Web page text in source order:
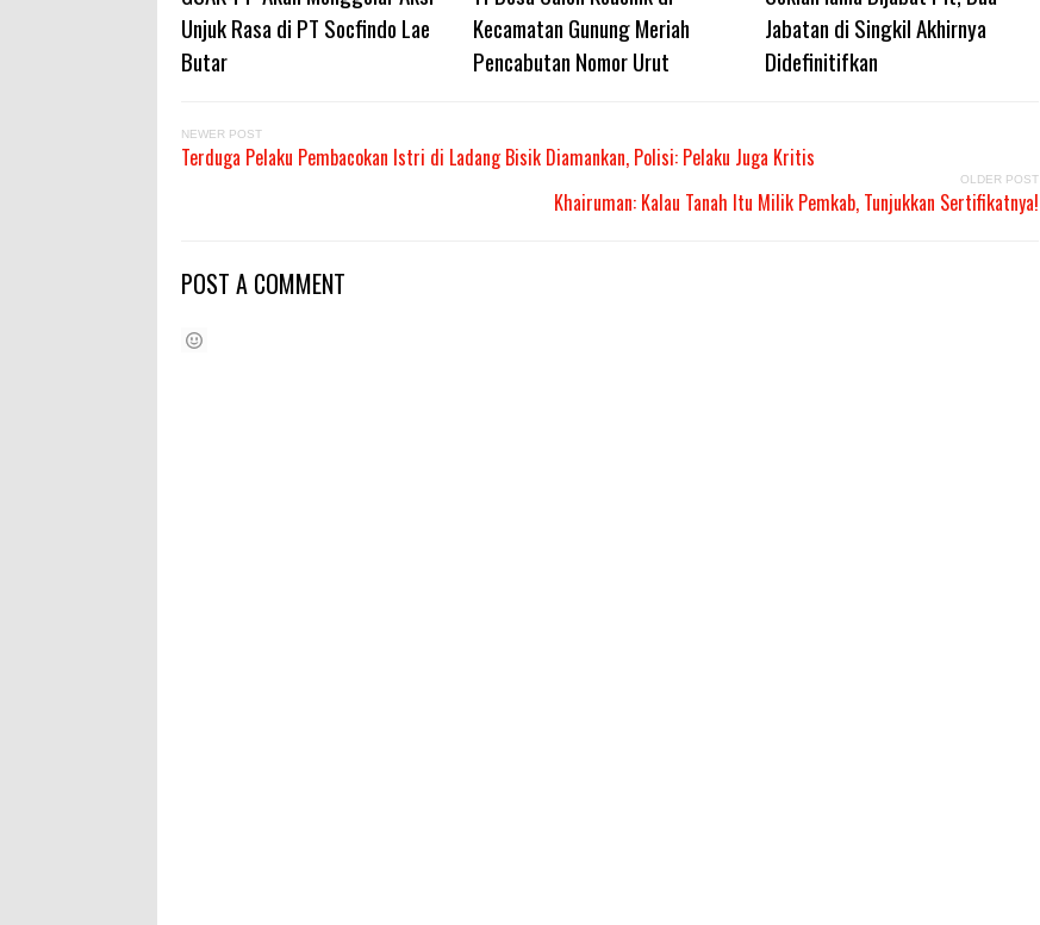
Unjuk Rasa di PT Socfindo Lae
Butar
Kecamatan Gunung Meriah
Pencabutan Nomor Urut
Jabatan di Singkil Akhirnya
Didefinitifkan
NEWER POST
Terduga Pelaku Pembacokan Istri di Ladang Bisik Diamankan, Polisi: Pelaku Juga Kritis
OLDER POST
Khairuman: Kalau Tanah Itu Milik Pemkab, Tunjukkan Sertifikatnya!
POST A COMMENT